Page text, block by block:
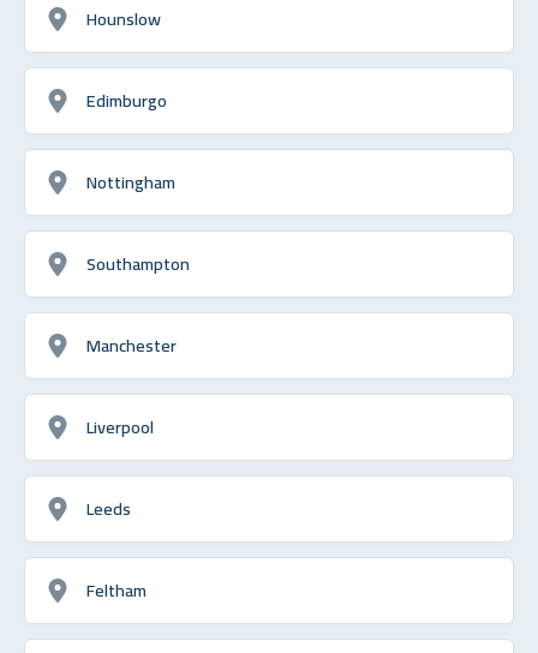
Hounslow
Edimburgo
Nottingham
Southampton
Manchester
Liverpool
Leeds
Feltham